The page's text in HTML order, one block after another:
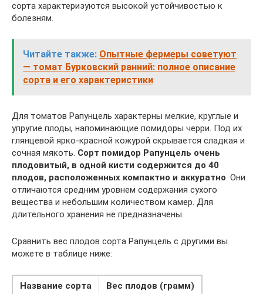
сорта характеризуются высокой устойчивостью к
болезням.
Читайте также: Опытные фермеры советуют
— томат Бурковский ранний: полное описание
сорта и его характеристики
Для томатов Рапунцель характерны мелкие, круглые и
упругие плоды, напоминающие помидоры черри. Под их
глянцевой ярко-красной кожурой скрывается сладкая и
сочная мякоть. Сорт помидор Рапунцель очень
плодовитый, в одной кисти содержится до 40
плодов, расположенных компактно и аккуратно. Они
отличаются средним уровнем содержания сухого
вещества и небольшим количеством камер. Для
длительного хранения не предназначены.
Сравнить вес плодов сорта Рапунцель с другими вы
можете в таблице ниже:
Название сорта
Вес плодов (грамм)